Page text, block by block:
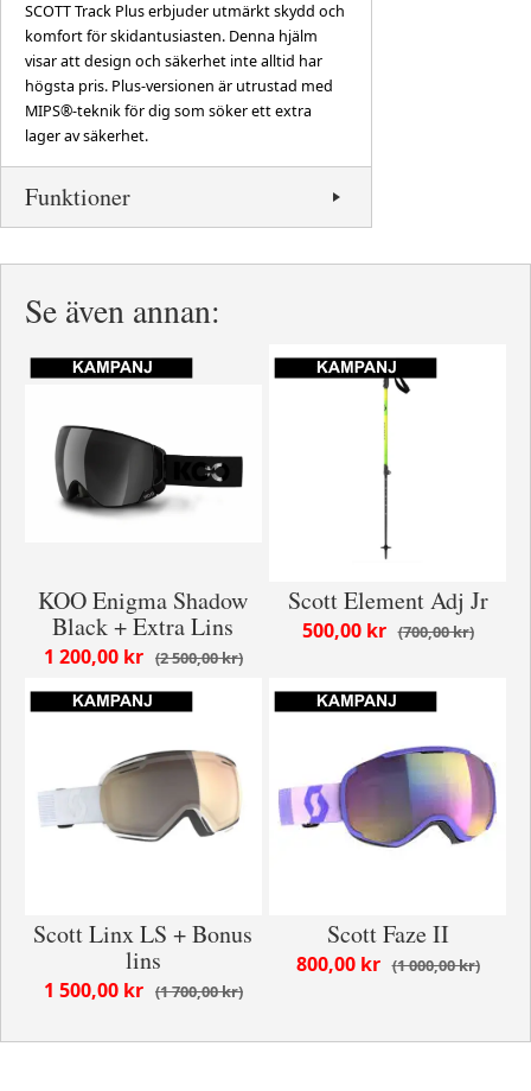
SCOTT Track Plus erbjuder utmärkt skydd och
komfort för skidantusiasten. Denna hjälm
visar att design och säkerhet inte alltid har
högsta pris. Plus-versionen är utrustad med
MIPS®-teknik för dig som söker ett extra
lager av säkerhet.
Funktioner
Se även annan:
KOO Enigma Shadow
Black + Extra Lins
2 500,00 kr
1 200,00 kr
Scott Element Adj Jr
700,00 kr
500,00 kr
Scott Linx LS + Bonus
lins
1 700,00 kr
1 500,00 kr
Scott Faze II
1 000,00 kr
800,00 kr